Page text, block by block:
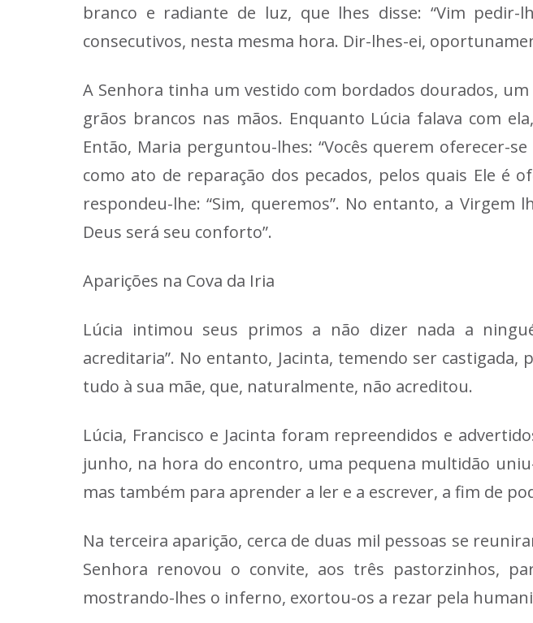
branco e radiante de luz, que lhes disse: “Vim
consecutivos, nesta mesma hora. Dir-lhes-ei,
A Senhora tinha um vestido com bordados dourados,
grãos brancos nas mãos. Enquanto Lúcia falava com
Então, Maria perguntou-lhes: “Vocês querem oferecer-
como ato de reparação dos pecados, pelos quais Ele é
respondeu-lhe: “Sim, queremos”. No entanto, a Virgem
Deus será seu conforto”.
Aparições na Cova da Iria
Lúcia intimou seus primos a não dizer nada a
acreditaria”. No entanto, Jacinta, temendo ser
tudo à sua mãe, que, naturalmente, não acreditou.
Lúcia, Francisco e Jacinta foram repreendidos e
junho, na hora do encontro, uma pequena multidão
mas também para aprender a ler e a escrever, a fim de
Na terceira aparição, cerca de duas mil pessoas se
Senhora renovou o convite, aos três pastorzinhos,
mostrando-lhes o inferno, exortou-os a rezar pela